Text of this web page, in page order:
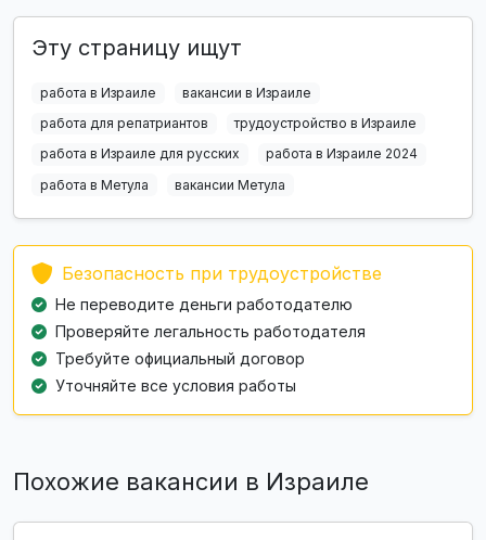
Эту страницу ищут
работа в Израиле
вакансии в Израиле
работа для репатриантов
трудоустройство в Израиле
работа в Израиле для русских
работа в Израиле 2024
работа в Метула
вакансии Метула
Безопасность при трудоустройстве
Не переводите деньги работодателю
Проверяйте легальность работодателя
Требуйте официальный договор
Уточняйте все условия работы
Похожие вакансии в Израиле